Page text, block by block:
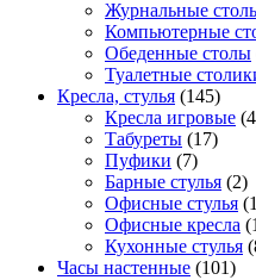
Журнальные
Компьютерные
Обеденные столы
Туалетные
Кресла, стулья (145)
Кресла игровые
Табуреты (17)
Пуфики (7)
Барные стулья (2)
Офисные стулья
Офисные кресла
Кухонные стулья
Часы настенные (101)